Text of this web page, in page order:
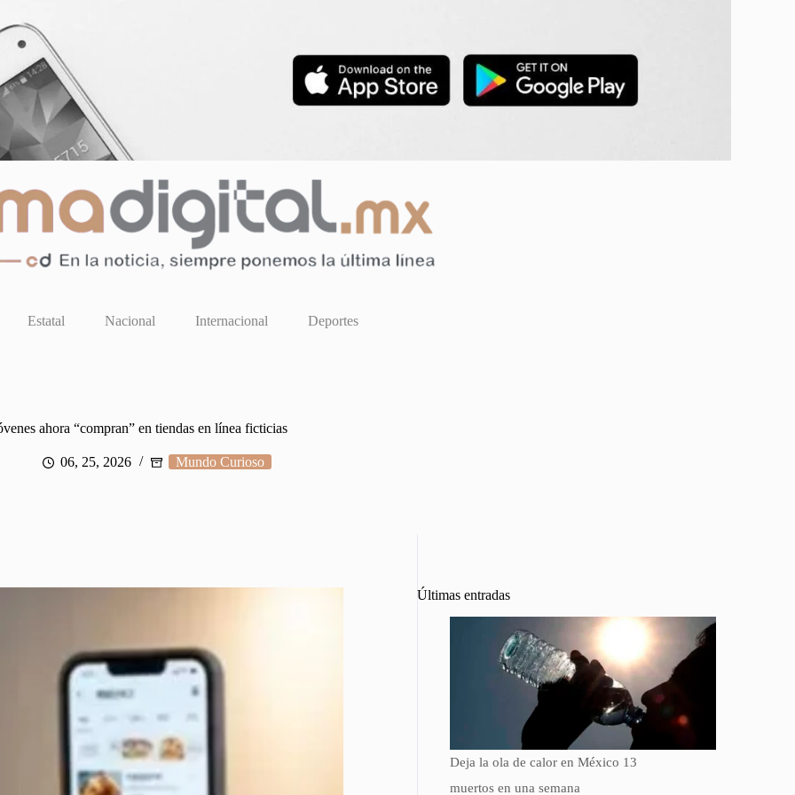
Estatal Nacional Internacional Deportes
ahora “compran” en tiendas en línea ficticias
06, 25, 2026 Mundo Curioso
Últimas entradas
Deja la ola de calor en México 13
muertos en una semana